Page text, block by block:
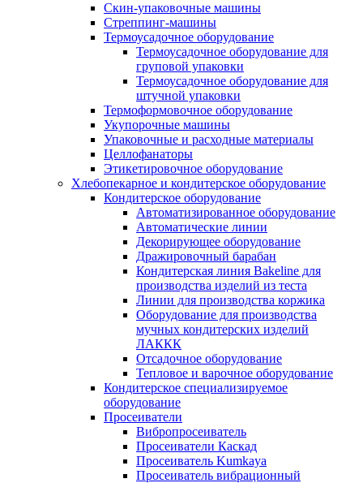
Скин-упаковочные машины
Стреппинг-машины
Термоусадочное оборудование
Термоусадочное оборудование для
груповой упаковки
Термоусадочное оборудование для
штучной упаковки
Термоформовочное оборудование
Укупорочные машины
Упаковочные и расходные материалы
Целлофанаторы
Этикетировочное оборудование
Хлебопекарное и кондитерское оборудование
Кондитерское оборудование
Автоматизированное оборудование
Автоматические линии
Декорирующее оборудование
Дражировочный барабан
Кондитерская линия Bakeline для
производства изделий из теста
Линии для производства коржика
Оборудование для производства
мучных кондитерских изделий
ЛАККК
Отсадочное оборудование
Тепловое и варочное оборудование
Кондитерское специализируемое
оборудование
Просеиватели
Вибропросеиватель
Просеиватели Каскад
Просеиватель Kumkaya
Просеиватель вибрационный